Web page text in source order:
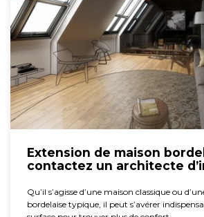
Extension de maison
contactez un architecte
Qu’il s’agisse d’une maison classique ou
bordelaise typique, il peut s’avérer